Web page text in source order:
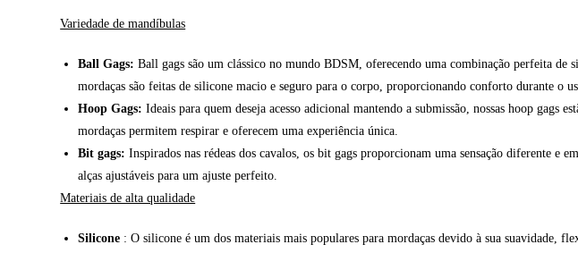
Variedade de mandíbulas
Ball Gags: Ball gags são um clássico no mundo BDSM, oferecendo uma combinação perfeita de
mordaças são feitas de silicone macio e seguro para o corpo, proporcionando conforto durante o
Hoop Gags: Ideais para quem deseja acesso adicional mantendo a submissão, nossas hoop gags
mordaças permitem respirar e oferecem uma experiência única.
Bit gags: Inspirados nas rédeas dos cavalos, os bit gags proporcionam uma sensação diferente e
alças ajustáveis para um ajuste perfeito.
Materiais de alta qualidade
Silicone : O silicone é um dos materiais mais populares para mordaças devido à sua suavidade,